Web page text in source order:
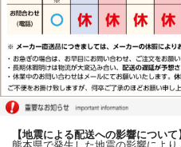
【地震による配送への影響について